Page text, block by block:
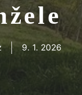
9. 1. 2026